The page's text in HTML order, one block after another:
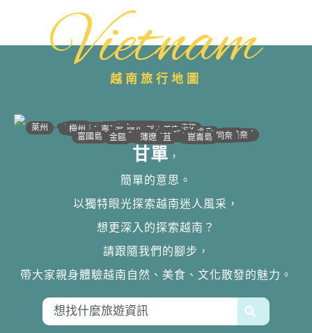
Vietnam
越南旅行地圖
• 河江｜高平
沙壩 •
萊州 • 宣光 •
安沛｜木江界 •
• 太原
梅州｜木州•• 北江｜北寧
• 下龍灣
• 河內
•海防｜海洋
• 南定｜清化
寧平 ••河靜｜義安
洞海 •
順化 •• 峴港
• 會安
• 歸仁
邦美蜀 •
大叻 ••芽莊｜潘郎
•潘切｜美奈
平陽 •
西寧 •
胡志明 •
美萩 •
富國島 •迪石 •
金甌 • • 同奈
• 頭頓
• 芹苴 •崑崙島
• 薄遼
甘單 ，
簡單的意思。
以獨特眼光探索越南迷人風采，
想更深入的探索越南？
請跟隨我們的腳步，
帶大家親身體驗越南自然、美食、文化散發的魅力。